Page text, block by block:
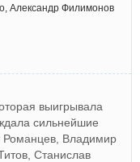
Александр Филимонов
выигрывала
сильнейшие
Романцев, Владимир
Станислав